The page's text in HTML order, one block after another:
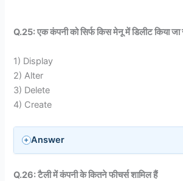
Q.25: एक कंपनी को सिर्फ किस मेनू में डिलीट किया
1) Display
2) Alter
3) Delete
4) Create
Answer
Q.26: टैली में कंपनी के कितने फीचर्स शामिल हैं